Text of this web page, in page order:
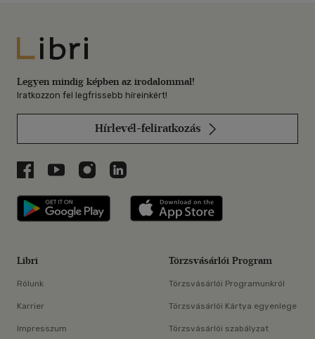
Libri
Legyen mindig képben az irodalommal!
Iratkozzon fel legfrissebb híreinkért!
Hírlevél-feliratkozás
Libri a Facebookon
Libri a Youtube-on
Libri az Instagramon
Libri a LinkedInen
Libri applikáció Szerezd meg: Google
Libri
Rólunk
Karrier
Impresszum
Törzsvásárlói Program
Törzsvásárlói Programunkról
Törzsvásárlói Kártya egyenlege
Törzsvásárlói szabályzat